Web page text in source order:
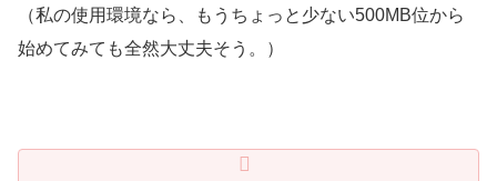
（私の使用環境なら、もうちょっと少ない500MB位から
始めてみても全然大丈夫そう。）